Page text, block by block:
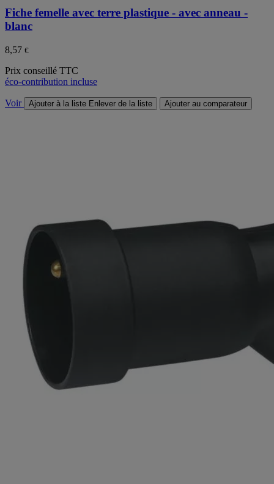
Fiche femelle avec terre plastique - avec anneau -
blanc
8,57 €
Prix conseillé TTC
éco-contribution incluse
Voir Ajouter à la liste Enlever de la liste Ajouter au comparateur